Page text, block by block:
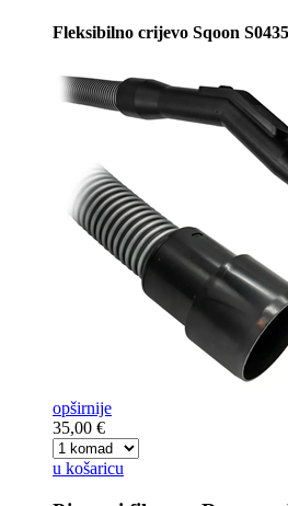
Fleksibilno crijevo Sqoon
opširnije
35,00 €
u košaricu